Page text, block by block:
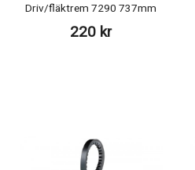
Driv/fläktrem 7290 737mm
220 kr